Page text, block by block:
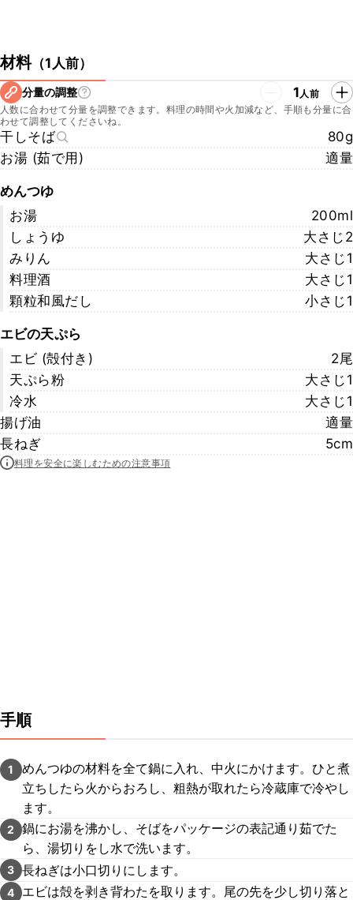
材料（1人前）
分量の調整 1人前
人数に合わせて分量を調整できます。料理の時間や火加減など、手順も分量に合
わせて調整してくださいね。
干しそば
80g
お湯 (茹で用)
適量
めんつゆ
お湯
200ml
しょうゆ
大さじ2
みりん
大さじ1
料理酒
大さじ1
顆粒和風だし
小さじ1
エビの天ぷら
エビ (殻付き)
2尾
天ぷら粉
大さじ1
冷水
大さじ1
揚げ油
適量
長ねぎ
5cm
料理を安全に楽しむための注意事項
手順
1
めんつゆの材料を全て鍋に入れ、中火にかけます。ひと煮
立ちしたら火からおろし、粗熱が取れたら冷蔵庫で冷やし
ます。
2
鍋にお湯を沸かし、そばをパッケージの表記通り茹でた
ら、湯切りをし水で洗います。
3 長ねぎは小口切りにします。
4
エビは殻を剥き背わたを取ります。尾の先を少し切り落と